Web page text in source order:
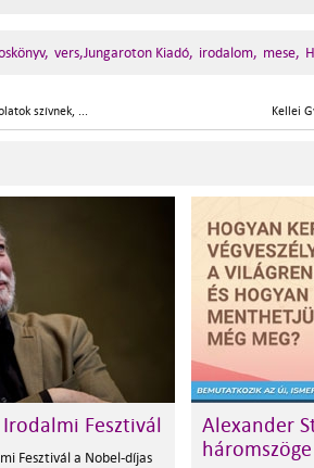
vers,Jungaroton Kiadó, irodalom, mese,
szívnek, ... Kellei
Fesztivál
Fesztivál a Nobel-díjas
Alexander
háromszöge